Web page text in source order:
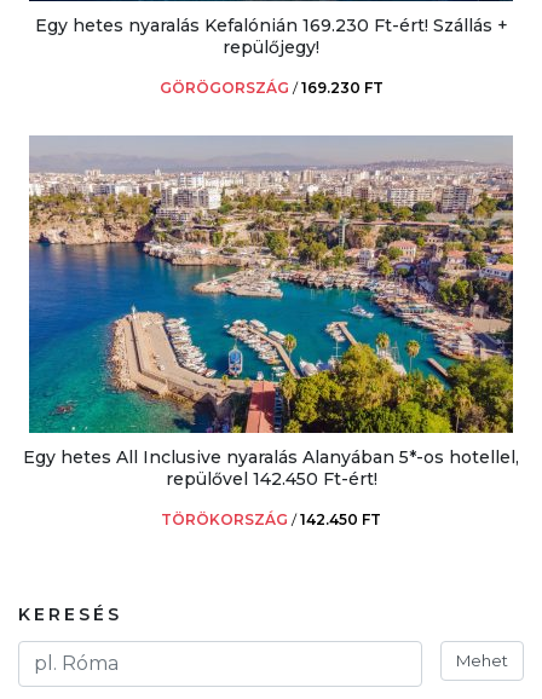
Egy hetes nyaralás Kefalónián 169.230 Ft-ért! Szállás +
repülőjegy!
GÖRÖGORSZÁG /169.230 FT
Egy hetes All Inclusive nyaralás Alanyában 5*-os hotellel,
repülővel 142.450 Ft-ért!
TÖRÖKORSZÁG /142.450 FT
KERESÉS
Mehet